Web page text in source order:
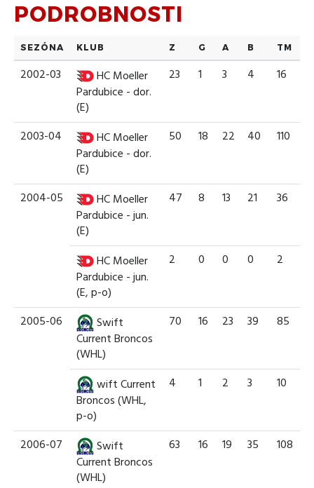
PODROBNOSTI
SEZÓNA KLUB Z G A B TM
2002-03
HC Moeller
Pardubice - dor.
(E)
23 1 3 4 16
2003-04
HC Moeller
Pardubice - dor.
(E)
50 18 22 40 110
2004-05
HC Moeller
Pardubice - jun.
(E)
47 8 13 21 36
HC Moeller
Pardubice - jun.
(E, p-o)
2 0 0 0 2
2005-06
Swift
Current Broncos
(WHL)
70 16 23 39 85
wift Current
Broncos (WHL,
p-o)
4 1 2 3 10
2006-07
Swift
Current Broncos
(WHL)
63 16 19 35 108